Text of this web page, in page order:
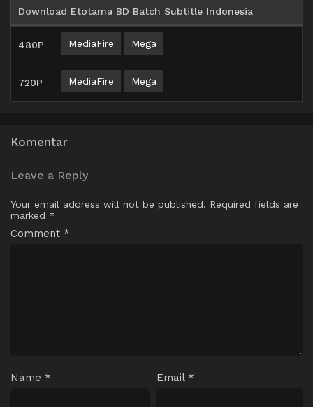
Download Etotama BD Batch Subtitle Indonesia
480P MediaFire Mega
720P MediaFire Mega
Komentar
Leave a Reply
Your email address will not be published. Required fields are
marked *
Comment *
Name * Email *